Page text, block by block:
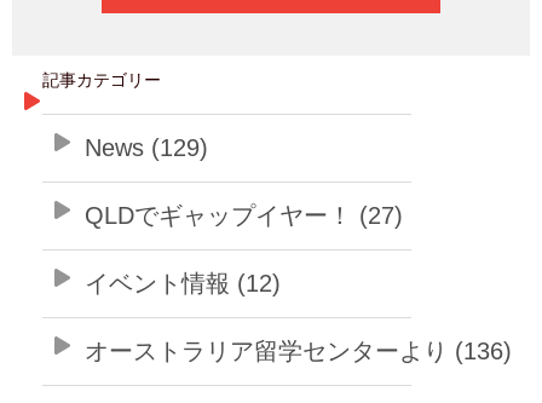
記事カテゴリー
News (129)
QLDでギャップイヤー！ (27)
イベント情報 (12)
オーストラリア留学センターより (136)